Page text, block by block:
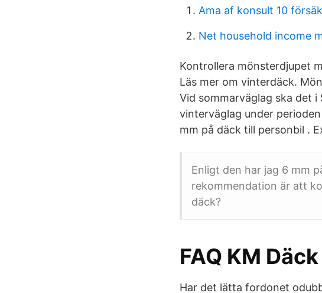
Ama af konsult 10
Net household income
Kontrollera mönsterdjupet
Läs mer om vinterdäck.
Vid sommarväglag ska det
vinterväglag under
mm på däck till personbil .
Enligt den har jag 6 mm
rekommendation är att
däck?
FAQ KM
Har det lätta fordonet